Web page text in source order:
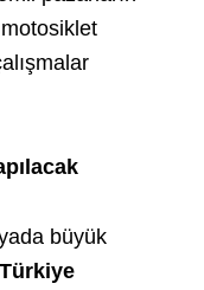
büyük
Türkiye